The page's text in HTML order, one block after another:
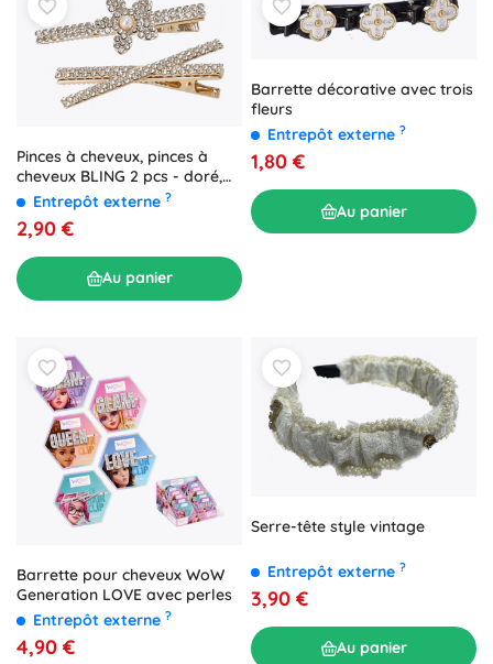
Pinces à cheveux, pinces à
cheveux BLING 2 pcs - doré,
motifs assortis
Entrepôt externe ?
2,90 €
Au panier
Barrette décorative avec trois
fleurs
Entrepôt externe ?
1,80 €
Au panier
Barrette pour cheveux WoW
Generation LOVE avec perles
Entrepôt externe ?
4,90 €
Serre-tête style vintage
Entrepôt externe ?
3,90 €
Au panier